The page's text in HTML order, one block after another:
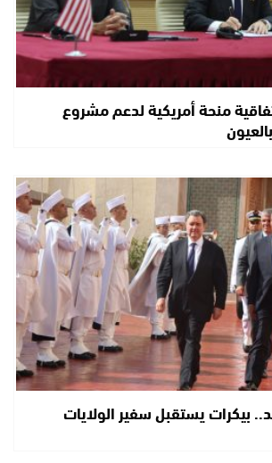
منحة أمريكية لدعم مشروع
بيكرات يستقبل سفير الولايات